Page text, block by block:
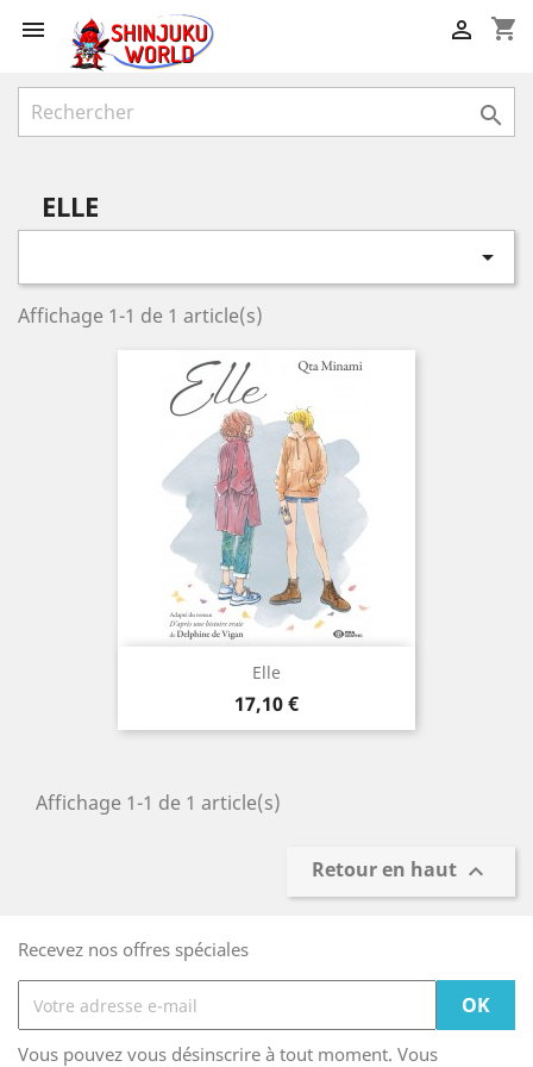
 shopping_cart


ELLE

Affichage 1-1 de 1 article(s)
Elle
Prix
17,10 €
Affichage 1-1 de 1 article(s)
Retour en haut 
Recevez nos offres spéciales
Vous pouvez vous désinscrire à tout moment. Vous